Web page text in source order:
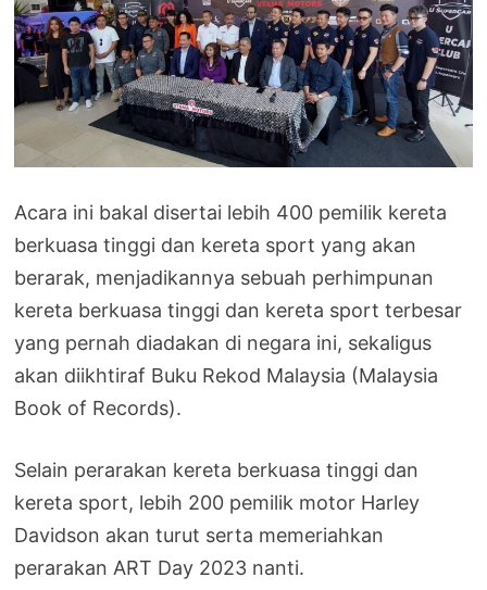
Acara ini bakal disertai lebih 400 pemilik kereta
berkuasa tinggi dan kereta sport yang akan
berarak, menjadikannya sebuah perhimpunan
kereta berkuasa tinggi dan kereta sport terbesar
yang pernah diadakan di negara ini, sekaligus
akan diikhtiraf Buku Rekod Malaysia (Malaysia
Book of Records).
Selain perarakan kereta berkuasa tinggi dan
kereta sport, lebih 200 pemilik motor Harley
Davidson akan turut serta memeriahkan
perarakan ART Day 2023 nanti.